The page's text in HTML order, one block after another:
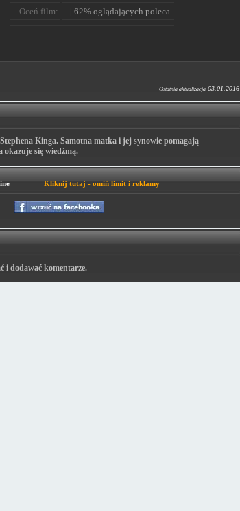
Oceń film:
| 62% oglądających poleca.
Ostatnia aktualizacja03.01.2016
Kinga. Samotna matka i jej synowie pomagają
się wiedźmą.
Kliknij tutaj - omiń limit i reklamy
i dodawać komentarze.